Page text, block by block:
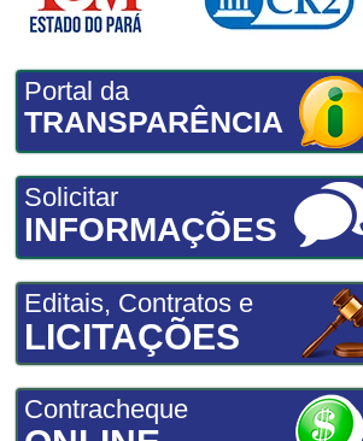
Portal da
TRANSPARÊNCIA
Solicitar
INFORMAÇÕES
Editais, Contratos e
LICITAÇÕES
Contracheque